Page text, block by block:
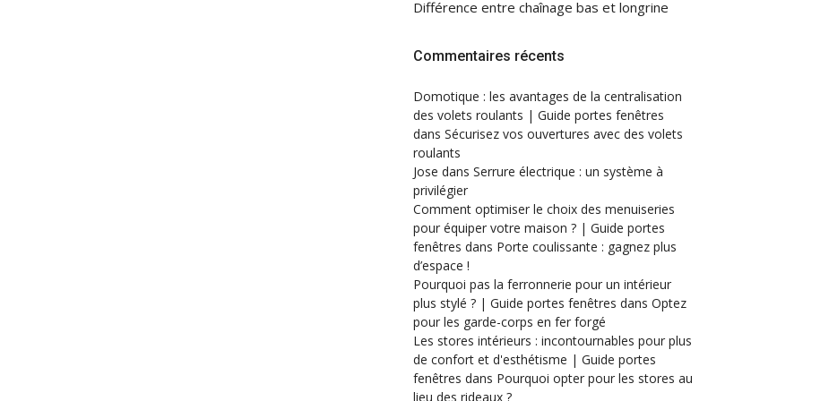
Différence entre chaînage bas et longrine
Commentaires récents
Domotique : les avantages de la centralisation
des volets roulants | Guide portes fenêtres
dans Sécurisez vos ouvertures avec des volets
roulants
Jose dans Serrure électrique : un système à
privilégier
Comment optimiser le choix des menuiseries
pour équiper votre maison ? | Guide portes
fenêtres dans Porte coulissante : gagnez plus
d’espace !
Pourquoi pas la ferronnerie pour un intérieur
plus stylé ? | Guide portes fenêtres dans Optez
pour les garde-corps en fer forgé
Les stores intérieurs : incontournables pour plus
de confort et d'esthétisme | Guide portes
fenêtres dans Pourquoi opter pour les stores au
lieu des rideaux ?